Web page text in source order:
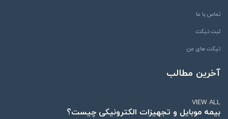
تماس با ما
ثبت تیکت
تیکت های من
آخرین مطالب
VIEW ALL
بیمه موبایل و تجهیزات الکترونیکی چیست؟